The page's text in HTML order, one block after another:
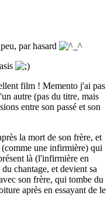
par hasard
film ! Memento j'ai pas
autre (pas du titre, mais
entre son passé et son
la mort de son frère, et
(comme une infirmière) qui
là (l'infirmière en
chantage, et devient sa
son frère, qui tombe du
après en essayant de le